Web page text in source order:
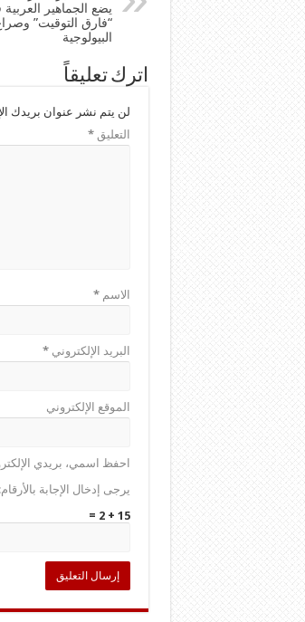
يضع الجماهير
“فارق التوقيت”
البيولوجية
اترك تعليقاً
لن يتم نشر عنوان بريدك
التعليق*
الاسم*
البريد الإلكتروني*
الموقع الإلكتروني
احفظ اسمي، بريدي
يرجى إدخال الإجابة بالأرقام:
15 + 2 =